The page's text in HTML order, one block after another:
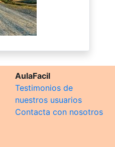
AulaFacil
Testimonios de
nuestros usuarios
Contacta con nosotros